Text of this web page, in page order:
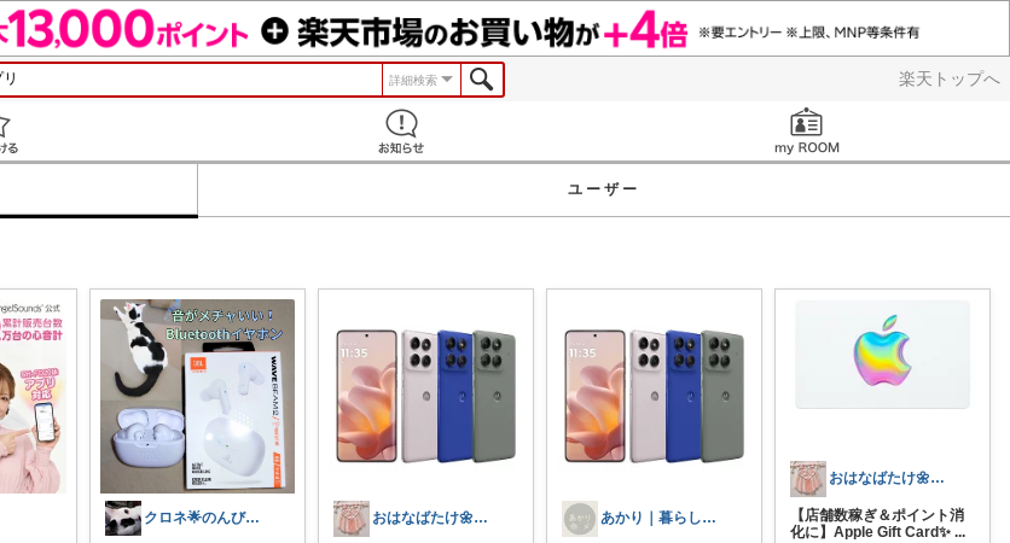
楽天トップへ
詳細検索
ユーザー
クロネ🌟のんびりゆったり活動です🌟 おはなばたけ🌼低浮上で再開🙇‍♀️ あかり｜暮らしの良品🧺✨
おはなばたけ🌼低浮上で再開🙇‍♀️
【店舗数稼ぎ＆ポイント消
化に】Apple Gift Card✨ ...